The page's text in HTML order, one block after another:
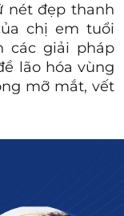
nước
nét đẹp thanh
chị em tuổi
các giải pháp
lão hóa vùng
mỡ mắt, vết